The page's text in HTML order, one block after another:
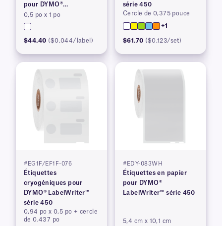
pour DYMO®
LabelWriter™ série 450,
brevetées
0,5 po x 1 po
$44.40 ($0.044/label)
série 450
Cercle de 0,375 pouce
+1
$61.70 ($0.123/set)
#EG1F/EF1F-076
Étiquettes
cryogéniques pour
DYMO® LabelWriter™
série 450
0,94 po x 0,5 po + cercle
de 0,437 po
#EDY-083WH
Étiquettes en papier
pour DYMO®
LabelWriter™ série 450
5,4 cm x 10,1 cm